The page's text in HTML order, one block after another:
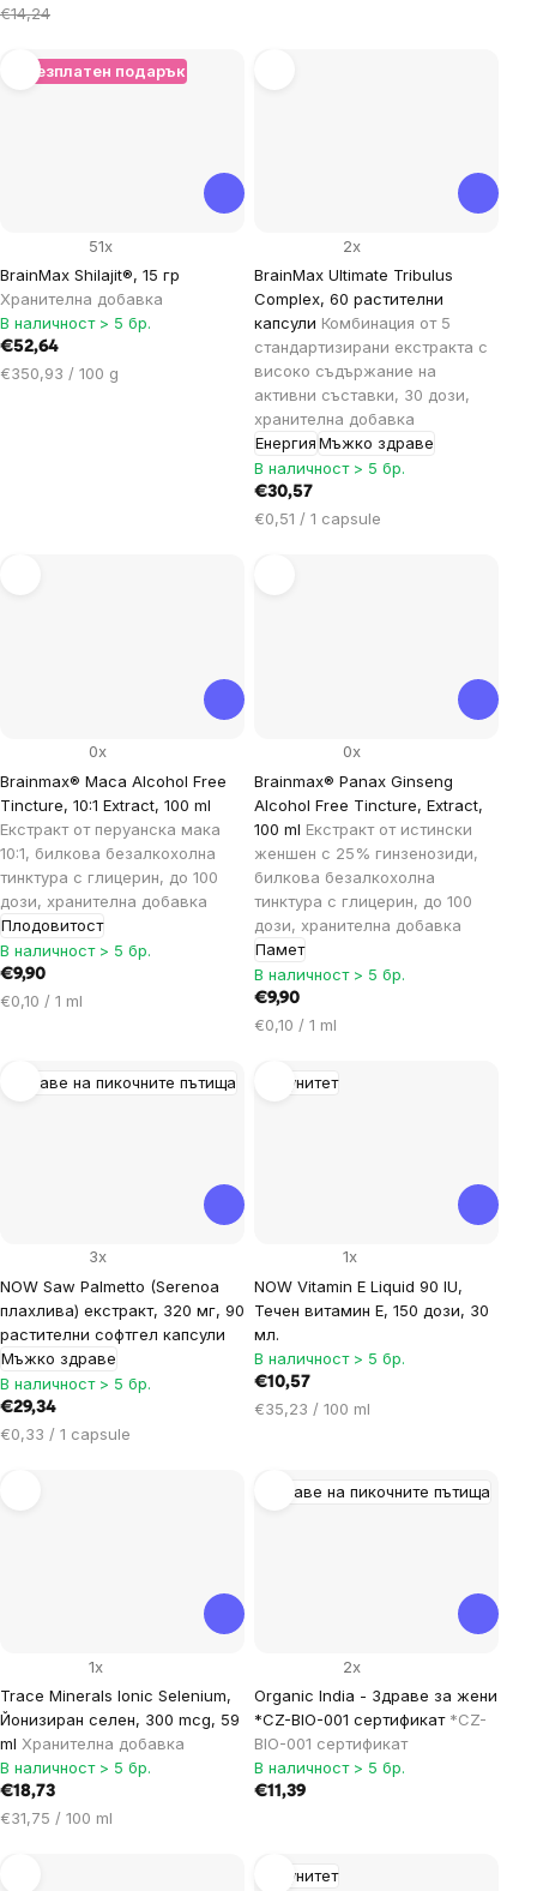
за
€14,24
+ Безплатен подарък
BrainMax Shilajit®, 15 гр
Хранителна добавка
51x
В наличност > 5 бр.
€52,64
Цена
€350,93 / 100 g
BrainMax Ultimate Tribulus
Complex, 60 растителни
капсули Комбинация от 5
стандартизирани екстракта с
високо съдържание на
активни съставки, 30 дози,
хранителна добавка
ЕнергияМъжко здраве
2x
В наличност > 5 бр.
€30,57
Цена
€0,51 / 1 capsule
Brainmax® Maca Alcohol Free
Tincture, 10:1 Extract, 100 ml
Екстракт от перуанска мака
10:1, билкова безалкохолна
тинктура с глицерин, до 100
дози, хранителна добавка
Плодовитост
0x
В наличност > 5 бр.
€9,90
Цена
€0,10 / 1 ml
Brainmax® Panax Ginseng
Alcohol Free Tincture, Extract,
100 ml Екстракт от истински
женшен с 25% гинзенозиди,
билкова безалкохолна
тинктура с глицерин, до 100
дози, хранителна добавка
Памет
0x
В наличност > 5 бр.
€9,90
Цена
мярка:
€0,10 / 1 ml
Здраве на пикочните пътища
NOW Saw Palmetto (Serenoa
плахлива) екстракт, 320 мг, 90
растителни софтгел капсули
Мъжко здраве
3x
В наличност > 5 бр.
€29,34
Цена
€0,33 / 1 capsule
Имунитет
NOW Vitamin E Liquid 90 IU,
Течен витамин Е, 150 дози, 30
мл.
1x
В наличност > 5 бр.
€10,57
Цена
€35,23 / 100 ml
Trace Minerals Ionic Selenium,
Йонизиран селен, 300 mcg, 59
ml Хранителна добавка
1x
В наличност > 5 бр.
€18,73
Цена
€31,75 / 100 ml
Здраве на пикочните пътища
Organic India - Здраве за жени
*CZ-BIO-001 сертификат *CZ-
BIO-001 сертификат
2x
В наличност > 5 бр.
€11,39
Имунитет